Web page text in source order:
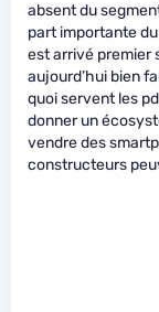
absent du
part importante du
est arrivé premier
aujourd’hui bien
quoi servent les
donner un
vendre des
constructeurs